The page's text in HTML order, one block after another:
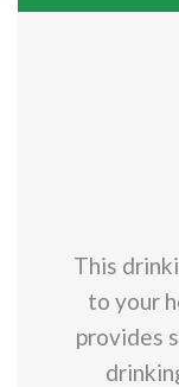
This
to your
provides